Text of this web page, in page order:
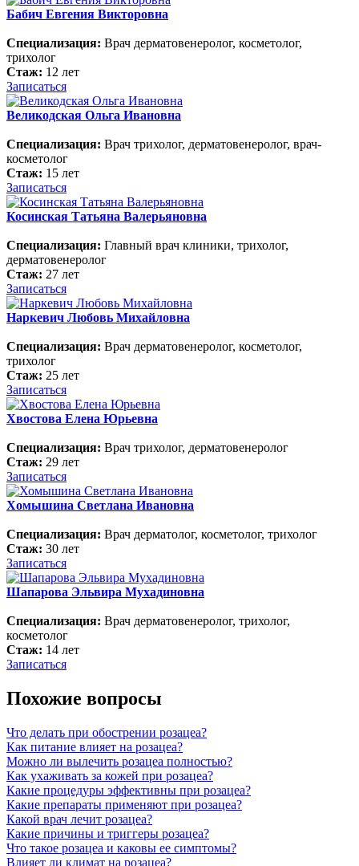
Бабич Евгения Викторовна
Специализация: Врач дерматовенеролог, косметолог,
трихолог
Стаж: 12 лет
Записаться
Великодская Ольга Ивановна
Специализация: Врач трихолог, дерматовенеролог, врач-
косметолог
Стаж: 15 лет
Записаться
Косинская Татьяна Валерьяновна
Специализация: Главный врач клиники, трихолог,
дерматовенеролог
Стаж: 27 лет
Записаться
Наркевич Любовь Михайловна
Специализация: Врач дерматовенеролог, косметолог,
трихолог
Стаж: 25 лет
Записаться
Хвостова Елена Юрьевна
Специализация: Врач трихолог, дерматовенеролог
Стаж: 29 лет
Записаться
Хомышина Светлана Ивановна
Специализация: Врач дерматолог, косметолог, трихолог
Стаж: 30 лет
Записаться
Шапарова Эльвира Мухадиновна
Специализация: Врач дерматовенеролог, трихолог,
косметолог
Стаж: 14 лет
Записаться
Похожие вопросы
Что делать при обострении розацеа?
Как питание влияет на розацеа?
Можно ли вылечить розацеа полностью?
Как ухаживать за кожей при розацеа?
Какие процедуры эффективны при розацеа?
Какие препараты применяют при розацеа?
Какой врач лечит розацеа?
Какие причины и триггеры розацеа?
Что такое розацеа и каковы ее симптомы?
Влияет ли климат на розацеа?